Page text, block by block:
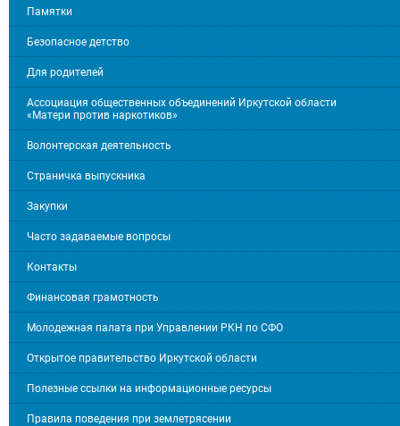
Памятки
Безопасное детство
Для родителей
Ассоциация общественных объединений Иркутской области
«Матери против наркотиков»
Волонтерская деятельность
Страничка выпускника
Закупки
Часто задаваемые вопросы
Контакты
Финансовая грамотность
Молодежная палата при Управлении РКН по СФО
Открытое правительство Иркутской области
Полезные ссылки на информационные ресурсы
Правила поведения при землетрясении